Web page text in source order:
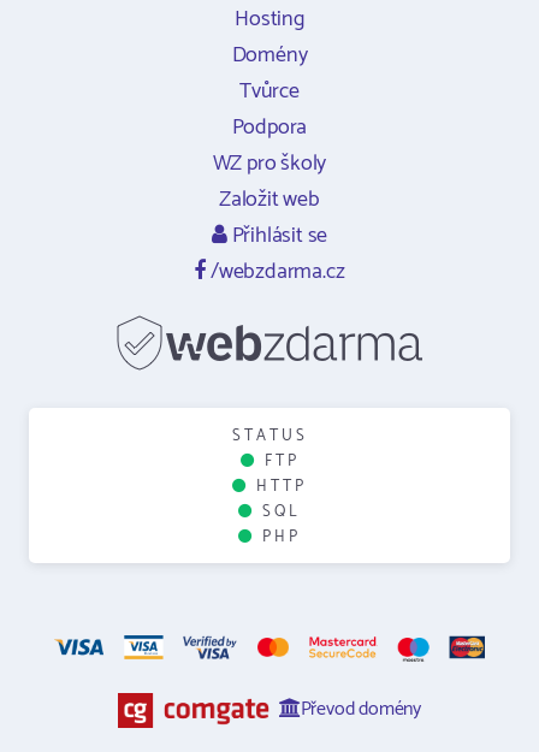
Hosting
Domény
Tvůrce
Podpora
WZ pro školy
Založit web
Přihlásit se
/webzdarma.cz
STATUS
FTP
HTTP
SQL
PHP
Převod domény